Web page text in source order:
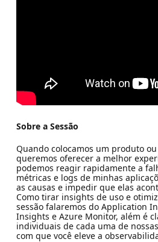
Sobre a Sessão
Quando colocamos um produto
queremos oferecer a melhor
podemos reagir rapidamente a
métricas e logs de minhas
as causas e impedir que elas
Como tirar insights de uso e
sessão falaremos do Application
Insights e Azure Monitor, além é
individuais de cada uma de
com que você eleve a